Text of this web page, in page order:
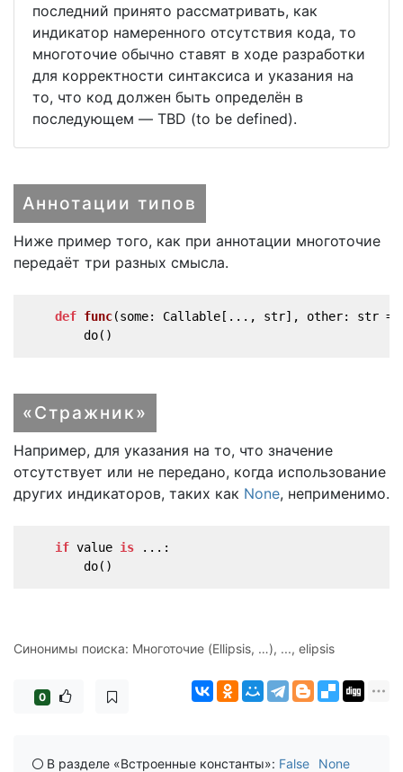
последний принято рассматривать, как
индикатор намеренного отсутствия кода, то
многоточие обычно ставят в ходе разработки
для корректности синтаксиса и указания на
то, что код должен быть определён в
последующем — TBD (to be defined).
Аннотации типов
Ниже пример того, как при аннотации многоточие
передаёт три разных смысла.
def func(some: Callable[..., str], other: str
        do()
«Стражник»
Например, для указания на то, что значение
отсутствует или не передано, когда использование
других индикаторов, таких как None, неприменимо.
if value is ...:
        do()
Синонимы поиска: Многоточие (Ellipsis, …), ..., elipsis
0
В разделе «Встроенные константы»: False
None